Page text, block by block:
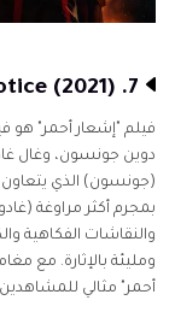
7. Red Notice (2021)
فيلم "إشعار أحمر" هو
(جونسون) الذي
بمجرم أكثر مراوغة
والنقاشات الفكاهية
ومليئة بالإثارة. مع
أحمر" مثالي